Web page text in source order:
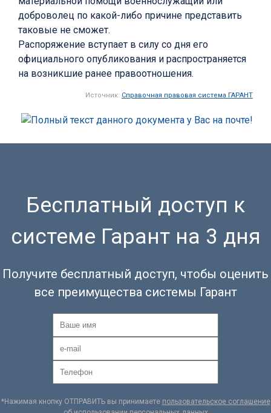
доброволец по какой-либо причине представить
таковые не сможет.
Распоряжение вступает в силу со дня его
официального опубликования и распространяется
на возникшие ранее правоотношения.
Источник: Справочная правовая система ГАРАНТ
Бесплатный доступ к
системе Гарант на 3 дня
Получите бесплатный доступ, чтобы оценить
все преимущества системы Гарант
*Нажимая кнопку ОТПРАВИТЬ вы принимаете пользовательское соглашение